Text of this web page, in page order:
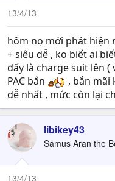
13/4/13
hôm nọ mới phát hiện
+ siêu dễ , ko biết ai
đấy là charge suit lên
PAC bắn
, bắn mãi
dễ nhất , mức còn lại
libikey43
Samus Aran the
13/4/13